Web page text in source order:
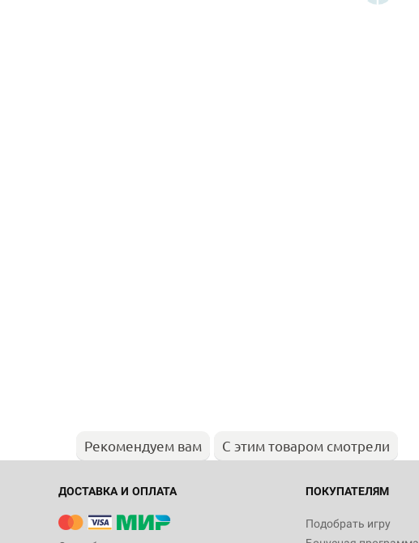
Рекомендуем вам С этим товаром смотрели
ДОСТАВКА И ОПЛАТА ПОКУПАТЕЛЯМ
Подобрать игру